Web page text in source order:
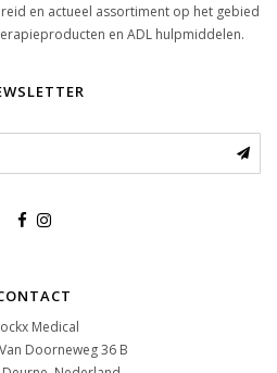
en actueel assortiment op het gebied
en ADL hulpmiddelen.
Medical
Doorneweg 36 B